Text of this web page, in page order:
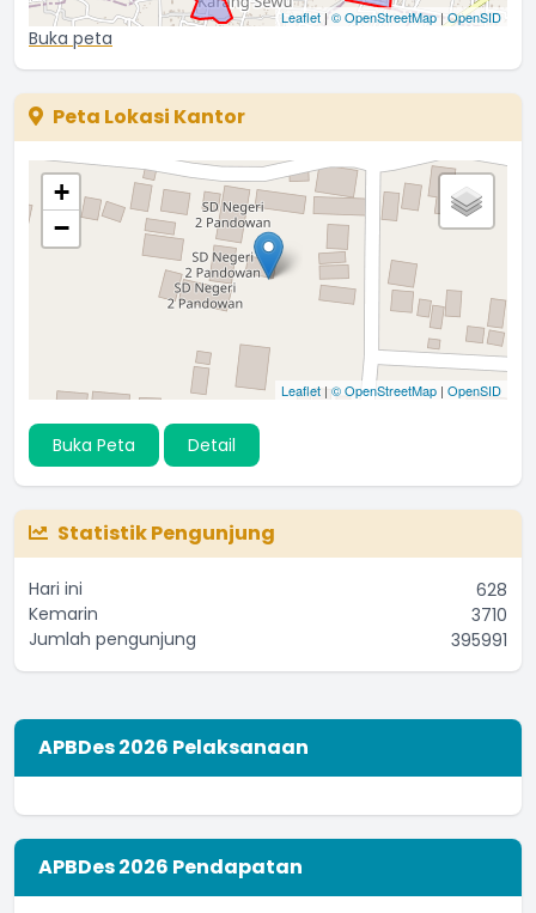
Leaflet | © OpenStreetMap|OpenSID
Buka peta
Peta Lokasi Kantor
+
−
Leaflet | © OpenStreetMap | OpenSID
Buka Peta Detail
Statistik Pengunjung
Hari ini
628
Kemarin
3710
Jumlah pengunjung
395991
APBDes 2026 Pelaksanaan
APBDes 2026 Pendapatan